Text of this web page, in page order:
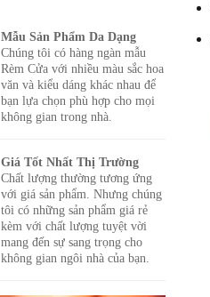
Mẫu Sản Phẩm Da Dạng
Chúng tôi có hàng ngàn mẫu
Rèm Cửa với nhiều màu sắc hoa
văn và kiểu dáng khác nhau để
bạn lựa chọn phù hợp cho mọi
không gian trong nhà.
Giá Tốt Nhất Thị Trường
Chất lượng thường tương ứng
với giá sản phẩm. Nhưng chúng
tôi có những sản phẩm giá rẻ
kèm với chất lượng tuyệt vời
mang đến sự sang trọng cho
không gian ngôi nhà của bạn.